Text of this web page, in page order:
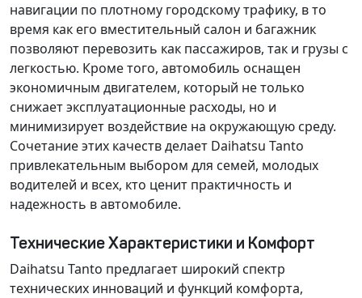
навигации по плотному городскому трафику, в то
время как его вместительный салон и багажник
позволяют перевозить как пассажиров, так и грузы с
легкостью. Кроме того, автомобиль оснащен
экономичным двигателем, который не только
снижает эксплуатационные расходы, но и
минимизирует воздействие на окружающую среду.
Сочетание этих качеств делает Daihatsu Tanto
привлекательным выбором для семей, молодых
водителей и всех, кто ценит практичность и
надежность в автомобиле.
Технические Характеристики и Комфорт
Daihatsu Tanto предлагает широкий спектр
технических инноваций и функций комфорта,